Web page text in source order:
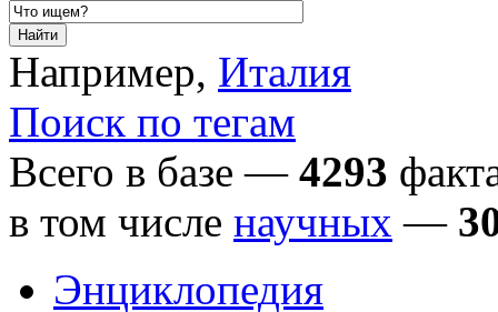
Например, Италия
Поиск по тегам
Всего в базе — 4293
в том числе научных —
Энциклопедия